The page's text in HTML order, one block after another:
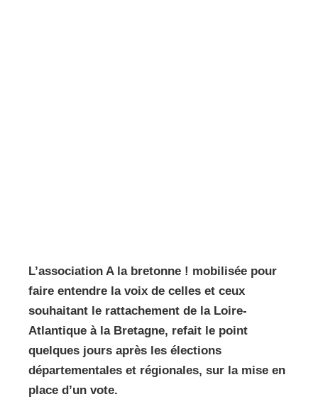
L’association A la bretonne ! mobilisée pour
faire entendre la voix de celles et ceux
souhaitant le rattachement de la Loire-
Atlantique à la Bretagne, refait le point
quelques jours après les élections
départementales et régionales, sur la mise en
place d’un vote.